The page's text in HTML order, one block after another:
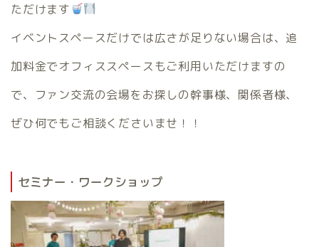
ただけます
イベントスペースだけでは広さが足りない場合は、追
加料金でオフィススペースもご利用いただけますの
で、ファン交流の会場をお探しの幹事様、関係者様、
ぜひ何でもご相談くださいませ！！
セミナー・ワークショップ